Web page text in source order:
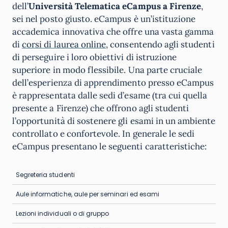
dell’Università Telematica eCampus a Firenze,
sei nel posto giusto. eCampus è un’istituzione
accademica innovativa che offre una vasta gamma
dicorsi di laurea online, consentendo agli studenti
di perseguire i loro obiettivi di istruzione
superiore in modo flessibile. Una parte cruciale
dell’esperienza di apprendimento presso eCampus
è rappresentata dalle sedi d’esame (tra cui quella
presente a Firenze) che offrono agli studenti
l’opportunità di sostenere gli esami in un ambiente
controllato e confortevole. In generale le sedi
eCampus presentano le seguenti caratteristiche:
Segreteria studenti
Aule informatiche, aule per seminari ed esami
Lezioni individuali o di gruppo